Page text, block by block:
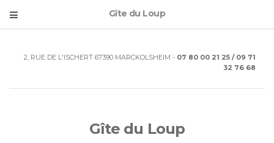
Gîte du Loup
2, RUE DE L'ISCHERT 67390 MARCKOLSHEIM - 07 80 00 21 25 / 09 71
32 76 68
Gîte du Loup